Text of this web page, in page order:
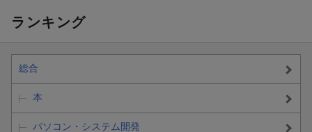
ランキング
総合
本
パソコン・システム開発